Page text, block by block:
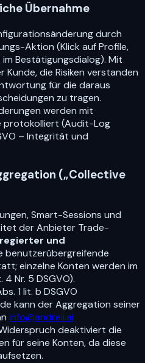
Übernahme
durch
Aktion (Klick auf Profile,
Bestätigungsdialog). Mit
die Risiken verstanden
für die daraus
zu tragen.
werden mit
protokolliert (Audit-Log
– Integrität und
(„Collective
Smart-Sessions und
der Anbieter Trade-
und
benutzerübergreifende
einzelne Konten werden im
Nr. 5 DSGVO).
1 lit. b DSGVO
kann der Aggregation seiner
info@andreli.ai
deaktiviert die
für seine Konten, da diese